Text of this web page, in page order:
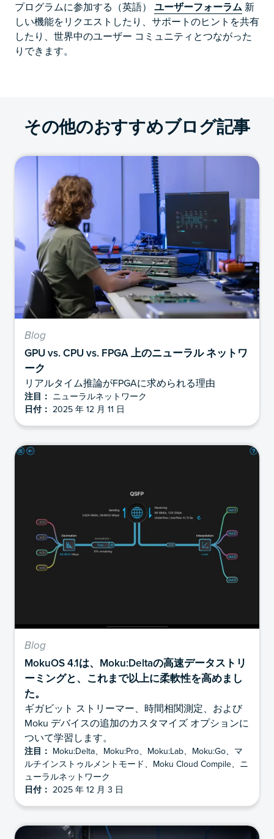
プログラムに参加する（英語） ユーザーフォーラム 新
しい機能をリクエストしたり、サポートのヒントを共有
したり、世界中のユーザー コミュニティとつながった
りできます。
その他のおすすめブログ記事
Blog
GPU vs. CPU vs. FPGA 上のニューラル ネットワ
ーク
リアルタイム推論がFPGAに求められる理由
注目： ニューラルネットワーク
日付： 2025 年 12 月 11 日
Blog
MokuOS 4.1は、Moku:Deltaの高速データストリ
ーミングと、これまで以上に柔軟性を高めまし
た。
ギガビット ストリーマー、時間相関測定、および
Moku デバイスの追加のカスタマイズ オプションに
ついて学習します。
注目： Moku:Delta、Moku:Pro、Moku:Lab、Moku:Go、マ
ルチインストゥルメントモード、Moku Cloud Compile、ニ
ューラルネットワーク
日付： 2025 年 12 月 3 日